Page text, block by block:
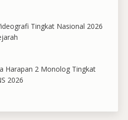
Tingkat Nasional 2026
Harapan 2 Monolog Tingkat
2026